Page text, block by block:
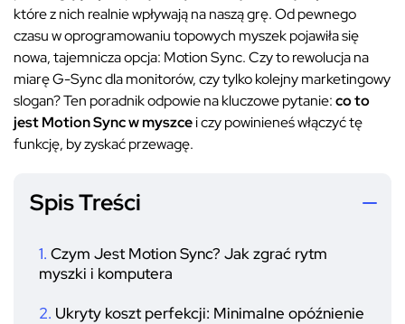
które z nich realnie wpływają na naszą grę. Od pewnego
czasu w oprogramowaniu topowych myszek pojawiła się
nowa, tajemnicza opcja: Motion Sync. Czy to rewolucja na
miarę G-Sync dla monitorów, czy tylko kolejny marketingowy
slogan? Ten poradnik odpowie na kluczowe pytanie:co to
jest Motion Sync w myszcei czy powinieneś włączyć tę
funkcję, by zyskać przewagę.
Spis Treści
Czym Jest Motion Sync? Jak zgrać rytm
myszki i komputera
Ukryty koszt perfekcji: Minimalne opóźnienie